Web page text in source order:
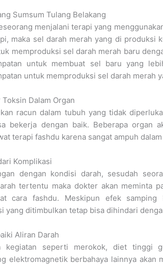
Sumsum Tulang Belakang
menjalani terapi yang
maka sel darah merah yang di produksi
memproduksi sel darah merah baru
untuk membuat sel baru yang
untuk memproduksi sel darah merah
Dalam Organ
racun dalam tubuh yang tidak
bekerja dengan baik. Beberapa organ
terapi fashdu karena sangat ampuh
Komplikasi
dengan kondisi darah, sesudah
tertentu maka dokter akan meminta
cara fashdu. Meskipun efek samping
yang ditimbulkan tetap bisa dihindari
Aliran Darah
kegiatan seperti merokok, diet tinggi
elektromagnetik berbahaya lainnya akan